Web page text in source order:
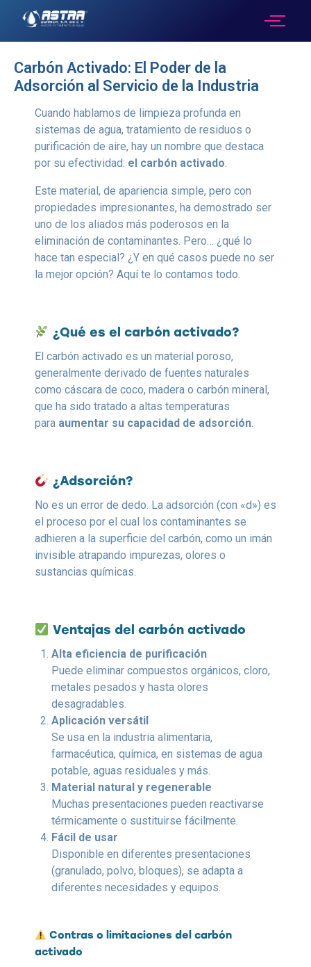
Carbón Activado: El Poder de la
Adsorción al Servicio de la Industria
Cuando hablamos de limpieza profunda en
sistemas de agua, tratamiento de residuos o
purificación de aire, hay un nombre que destaca
por su efectividad: el carbón activado.
Este material, de apariencia simple, pero con
propiedades impresionantes, ha demostrado ser
uno de los aliados más poderosos en la
eliminación de contaminantes. Pero… ¿qué lo
hace tan especial? ¿Y en qué casos puede no ser
la mejor opción? Aquí te lo contamos todo.
¿Qué es el carbón activado?
El carbón activado es un material poroso,
generalmente derivado de fuentes naturales
como cáscara de coco, madera o carbón mineral,
que ha sido tratado a altas temperaturas
para aumentar su capacidad de adsorción.
¿Adsorción?
No es un error de dedo. La adsorción (con «d») es
el proceso por el cual los contaminantes se
adhieren a la superficie del carbón, como un imán
invisible atrapando impurezas, olores o
sustancias químicas.
Ventajas del carbón activado
Alta eficiencia de purificación
Puede eliminar compuestos orgánicos, cloro,
metales pesados y hasta olores
desagradables.
Aplicación versátil
Se usa en la industria alimentaria,
farmacéutica, química, en sistemas de agua
potable, aguas residuales y más.
Material natural y regenerable
Muchas presentaciones pueden reactivarse
térmicamente o sustituirse fácilmente.
Fácil de usar
Disponible en diferentes presentaciones
(granulado, polvo, bloques), se adapta a
diferentes necesidades y equipos.
Contras o limitaciones del carbón
activado